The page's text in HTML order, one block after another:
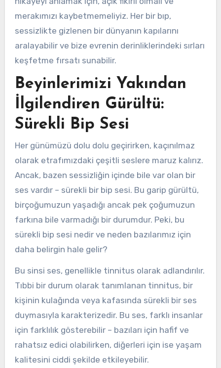
merakımızı kaybetmemeliyiz. Her bir bıp,
sessizlikte gizlenen bir dünyanın kapılarını
aralayabilir ve bize evrenin derinliklerindeki sırları
keşfetme fırsatı sunabilir.
Beyinlerimizi Yakından
İlgilendiren Gürültü:
Sürekli Bip Sesi
Her günümüzü dolu dolu geçirirken, kaçınılmaz
olarak etrafımızdaki çeşitli seslere maruz kalırız.
Ancak, bazen sessizliğin içinde bile var olan bir
ses vardır – sürekli bir bip sesi. Bu garip gürültü,
birçoğumuzun yaşadığı ancak pek çoğumuzun
farkına bile varmadığı bir durumdur. Peki, bu
sürekli bip sesi nedir ve neden bazılarımız için
daha belirgin hale gelir?
Bu sinsi ses, genellikle tinnitus olarak adlandırılır.
Tıbbi bir durum olarak tanımlanan tinnitus, bir
kişinin kulağında veya kafasında sürekli bir ses
duymasıyla karakterizedir. Bu ses, farklı insanlar
için farklılık gösterebilir – bazıları için hafif ve
rahatsız edici olabilirken, diğerleri için ise yaşam
kalitesini ciddi şekilde etkileyebilir.